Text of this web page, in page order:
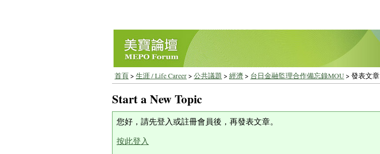
首頁> 生涯 / Life Career> 公共議題 > 經濟> 台日金融監理合作備忘錄MOU> 發表文章
Start a New Topic
您好，請先登入或註冊會員後，再發表文章。
按此登入